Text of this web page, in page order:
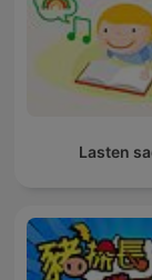
Lasten